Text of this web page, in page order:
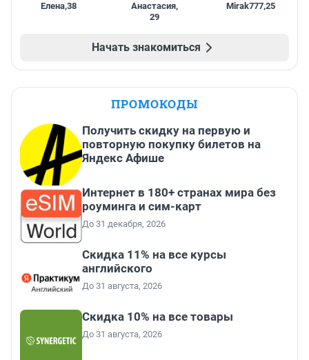
Елена,38 Анастасия,
29
Mirak777,25
Начать знакомиться
ПРОМОКОДЫ
Получить скидку на первую и
повторную покупку билетов на
Яндекс Афише
Интернет в 180+ странах мира без
роуминга и сим-карт
До 31 декабря, 2026
Скидка 11% на все курсы
английского
До 31 августа, 2026
Скидка 10% на все товары
До 31 августа, 2026